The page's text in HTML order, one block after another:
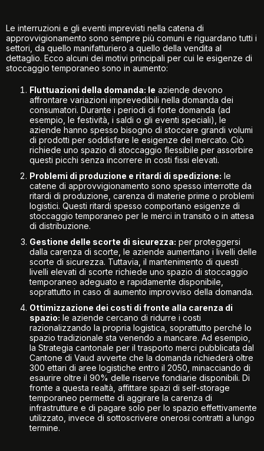
Le interruzioni e gli eventi imprevisti nella catena di
approvvigionamento sono sempre più comuni e riguardano tutti i
settori, da quello manifatturiero a quello della vendita al
dettaglio. Ecco alcuni dei motivi principali per cui le esigenze di
stoccaggio temporaneo sono in aumento:
Fluttuazioni della domanda: le aziende devono
affrontare variazioni imprevedibili nella domanda dei
consumatori. Durante i periodi di forte domanda (ad
esempio, le festività, i saldi o gli eventi speciali), le
aziende hanno spesso bisogno di stoccare grandi volumi
di prodotti per soddisfare le esigenze del mercato. Ciò
richiede uno spazio di stoccaggio flessibile per assorbire
questi picchi senza incorrere in costi fissi elevati.
Problemi di produzione e ritardi di spedizione: le
catene di approvvigionamento sono spesso interrotte da
ritardi di produzione, carenza di materie prime o problemi
logistici. Questi ritardi spesso comportano esigenze di
stoccaggio temporaneo per le merci in transito o in attesa
di distribuzione.
Gestione delle scorte di sicurezza: per proteggersi
dalla carenza di scorte, le aziende aumentano i livelli delle
scorte di sicurezza. Tuttavia, il mantenimento di questi
livelli elevati di scorte richiede uno spazio di stoccaggio
temporaneo adeguato e rapidamente disponibile,
soprattutto in caso di aumento improvviso della domanda.
Ottimizzazione dei costi di fronte alla carenza di
spazio: le aziende cercano di ridurre i costi
razionalizzando la propria logistica, soprattutto perché lo
spazio tradizionale sta venendo a mancare. Ad esempio,
la Strategia cantonale per il trasporto merci pubblicata dal
Cantone di Vaud avverte che la domanda richiederà oltre
300 ettari di aree logistiche entro il 2050, minacciando di
esaurire oltre il 90% delle riserve fondiarie disponibili. Di
fronte a questa realtà, affittare spazi di self-storage
temporaneo permette di aggirare la carenza di
infrastrutture e di pagare solo per lo spazio effettivamente
utilizzato, invece di sottoscrivere onerosi contratti a lungo
termine.